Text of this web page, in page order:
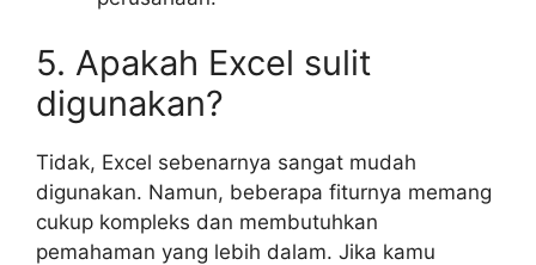
5. Apakah Excel sulit
digunakan?
Tidak, Excel sebenarnya sangat mudah
digunakan. Namun, beberapa fiturnya memang
cukup kompleks dan membutuhkan
pemahaman yang lebih dalam. Jika kamu